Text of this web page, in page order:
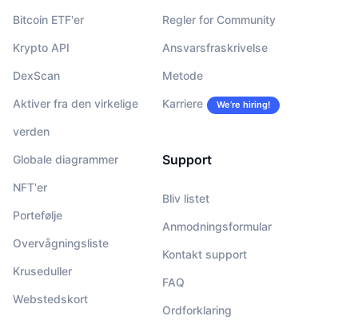
Bitcoin ETF'er
Krypto API
DexScan
Aktiver fra den virkelige
verden
Globale diagrammer
NFT'er
Portefølje
Overvågningsliste
Kruseduller
Webstedskort
Regler for Community
Ansvarsfraskrivelse
Metode
Karriere We’re hiring!
Support
Bliv listet
Anmodningsformular
Kontakt support
FAQ
Ordforklaring